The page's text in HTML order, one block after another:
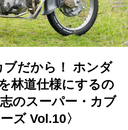
ブだから！ ホンダ
林道仕様にするの
のスーパー・カブ
ズ Vol.10〉